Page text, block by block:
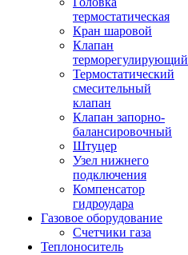
термостатическая
Кран шаровой
Клапан
терморегулирующий
Термостатический
смесительный
клапан
Клапан запорно-
балансировочный
Штуцер
Узел нижнего
подключения
Компенсатор
гидроудара
Газовое оборудование
Счетчики газа
Теплоноситель